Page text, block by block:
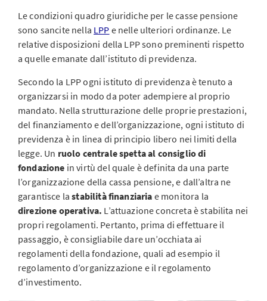
Le condizioni quadro giuridiche per le casse pensione
sono sancite nella LPP e nelle ulteriori ordinanze. Le
relative disposizioni della LPP sono preminenti rispetto
a quelle emanate dall’istituto di previdenza.
Secondo la LPP ogni istituto di previdenza è tenuto a
organizzarsi in modo da poter adempiere al proprio
mandato. Nella strutturazione delle proprie prestazioni,
del finanziamento e dell’organizzazione, ogni istituto di
previdenza è in linea di principio libero nei limiti della
legge. Un ruolo centrale spetta al consiglio di
fondazione in virtù del quale è definita da una parte
l’organizzazione della cassa pensione, e dall’altra ne
garantisce lastabilità finanziaria e monitora la
direzione operativa. L’attuazione concreta è stabilita nei
propri regolamenti. Pertanto, prima di effettuare il
passaggio, è consigliabile dare un’occhiata ai
regolamenti della fondazione, quali ad esempio il
regolamento d’organizzazione e il regolamento
d’investimento.